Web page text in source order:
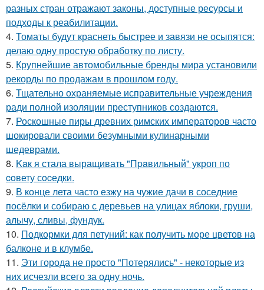
разных стран отражают законы, доступные ресурсы и
подходы к реабилитации.
4. Томаты будут краснеть быстрее и завязи не осыпятся:
делаю одну простую обработку по листу.
5. Крупнейшие автомобильные бренды мира установили
рекорды по продажам в прошлом году.
6. Тщательно охраняемые исправительные учреждения
ради полной изоляции преступников создаются.
7. Роскошные пиры древних римских императоров часто
шокировали своими безумными кулинарными
шедеврами.
8. Kaк я стала выращивать "Пpaвильный" укроп по
coвету сocедки.
9. В конце лета часто езжу на чужие дачи в соседние
посёлки и собираю с деревьев на улицах яблоки, груши,
алычу, сливы, фундук.
10. Подкормки для петуний: как получить море цветов на
балконе и в клумбе.
11. Эти города не просто "Потерялись" - некоторые из
них исчезли всего за одну ночь.